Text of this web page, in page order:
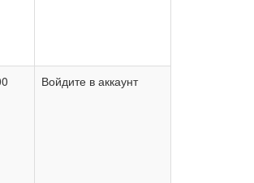
Войдите в аккаунт